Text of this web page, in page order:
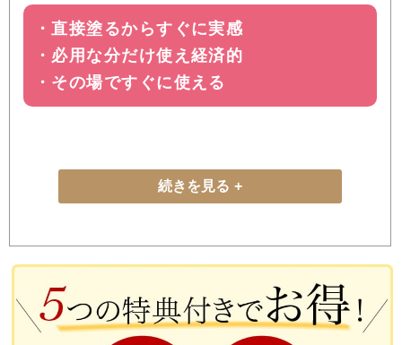
・直接塗るからすぐに実感
・必用な分だけ使え経済的
・その場ですぐに使える
続きを見る
天然型グルコサミンを使用